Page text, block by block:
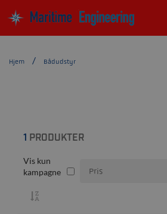
Hjem Bådudstyr
1 PRODUKTER
Vis kun
kampagne